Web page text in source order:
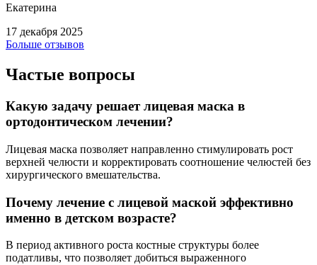
Екатерина
17 декабря 2025
Больше отзывов
Частые вопросы
Какую задачу решает лицевая маска в
ортодонтическом лечении?
Лицевая маска позволяет направленно стимулировать рост
верхней челюсти и корректировать соотношение челюстей без
хирургического вмешательства.
Почему лечение с лицевой маской эффективно
именно в детском возрасте?
В период активного роста костные структуры более
податливы, что позволяет добиться выраженного